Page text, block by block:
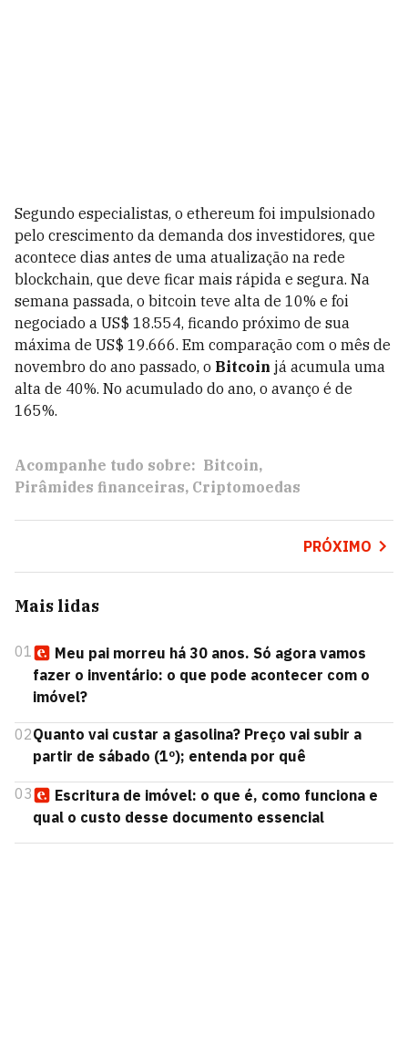
Segundo especialistas, o ethereum foi impulsionado
pelo crescimento da demanda dos investidores, que
acontece dias antes de uma atualização na rede
blockchain, que deve ficar mais rápida e segura. Na
semana passada, o bitcoin teve alta de 10% e foi
negociado a US$ 18.554, ficando próximo de sua
máxima de US$ 19.666. Em comparação com o mês de
novembro do ano passado, o Bitcoin já acumula uma
alta de 40%. No acumulado do ano, o avanço é de
165%.
Acompanhe tudo sobre: Bitcoin
Pirâmides financeiras Criptomoedas
PRÓXIMO
Mais lidas
01
Meu pai morreu há 30 anos. Só agora vamos
fazer o inventário: o que pode acontecer com o
imóvel?
02Quanto vai custar a gasolina? Preço vai subir a
partir de sábado (1º); entenda por quê
03
Escritura de imóvel: o que é, como funciona e
qual o custo desse documento essencial